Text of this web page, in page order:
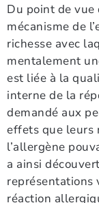
Du point de vue
mécanisme de
richesse avec
mentalement
est liée à la
interne de la
demandé aux
effets que leurs
l’allergène
a ainsi
représentations
réaction